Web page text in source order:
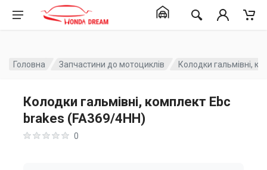
Головна Запчастини до мотоциклів Колодки гальмівні,
Колодки гальмівні, комплект Ebc
brakes (FA369/4HH)
0